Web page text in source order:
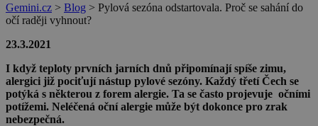
Gemini.cz > Blog > Pylová sezóna odstartovala. Proč se sahání do
očí raději vyhnout?
23.3.2021
I když teploty prvních jarních dnů připomínají spíše zimu,
alergici již pociťují nástup pylové sezóny. Každý třetí Čech se
potýká s některou z forem alergie. Ta se často projevuje očními
potížemi. Neléčená oční alergie může být dokonce pro zrak
nebezpečná.